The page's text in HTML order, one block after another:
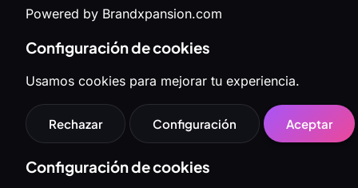
Powered by Brandxpansion.com
Configuración de cookies
Usamos cookies para mejorar tu experiencia.
Rechazar Configuración Aceptar
Configuración de cookies